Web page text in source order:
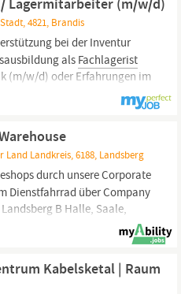
4821, Brandis
bei der Inventur
als Fachlagerist
(m/w/d) oder Erfahrungen im
Auffassungsgabe sowie
zum Fahren von
Teamfähigkeit sowie
Land Landkreis, 6188, Landsberg
durch unsere Corporate
Dienstfahrrad über Company
B Halle, Saale,
SE Bei DACHSER sind
und Chancengleichheit sind
Kabelsketal | Raum